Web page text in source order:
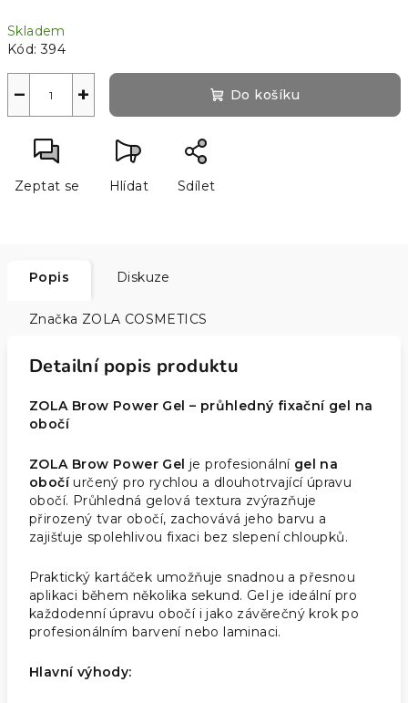
cena:
Skladem
Kód: 394
+
− Do košíku
Zeptat se Hlídat Sdílet
Popis Diskuze
Značka ZOLA COSMETICS
Detailní popis produktu
ZOLA Brow Power Gel – průhledný fixační gel na
obočí
ZOLA Brow Power Gel je profesionální gel na
obočíurčený pro rychlou a dlouhotrvající úpravu
obočí. Průhledná gelová textura zvýrazňuje
přirozený tvar obočí, zachovává jeho barvu a
zajišťuje spolehlivou fixaci bez slepení chloupků.
Praktický kartáček umožňuje snadnou a přesnou
aplikaci během několika sekund. Gel je ideální pro
každodenní úpravu obočí i jako závěrečný krok po
profesionálním barvení nebo laminaci.
Hlavní výhody: